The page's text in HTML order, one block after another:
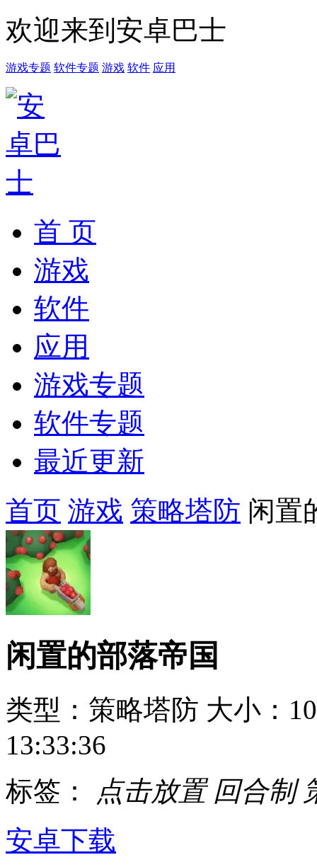
欢迎来到安卓巴士
游戏专题 软件专题 游戏 软件 应用
首 页
游戏
软件
应用
游戏专题
软件专题
最近更新
首页 游戏 策略塔防 闲置
闲置的部落帝国
类型：策略塔防 大小：
13:33:36
标签：
点击放置 回合制
安卓下载